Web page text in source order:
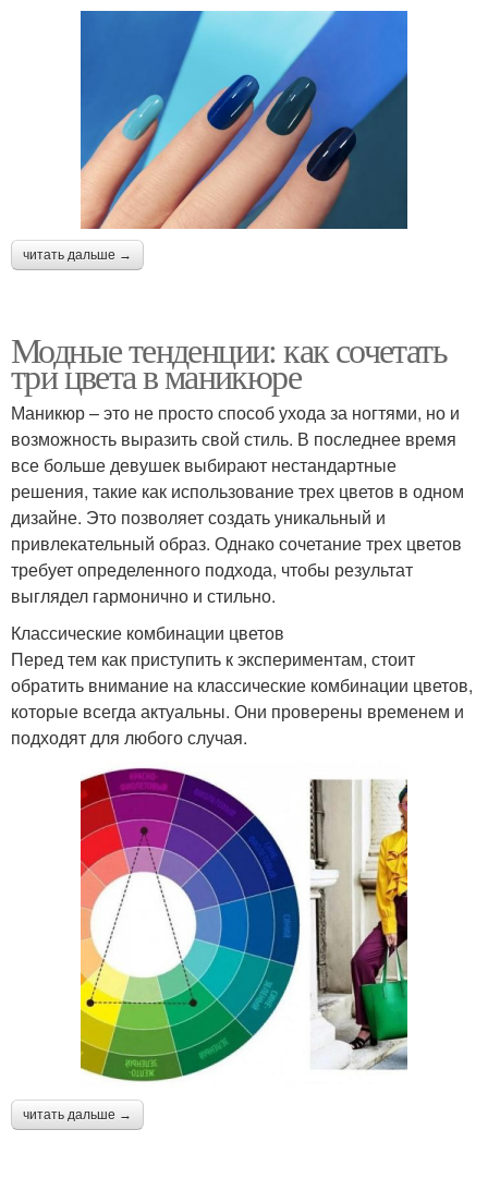
читать дальше →
Модные тенденции: как сочетать
три цвета в маникюре
Маникюр – это не просто способ ухода за ногтями, но и
возможность выразить свой стиль. В последнее время
все больше девушек выбирают нестандартные
решения, такие как использование трех цветов в одном
дизайне. Это позволяет создать уникальный и
привлекательный образ. Однако сочетание трех цветов
требует определенного подхода, чтобы результат
выглядел гармонично и стильно.
Классические комбинации цветов
Перед тем как приступить к экспериментам, стоит
обратить внимание на классические комбинации цветов,
которые всегда актуальны. Они проверены временем и
подходят для любого случая.
читать дальше →